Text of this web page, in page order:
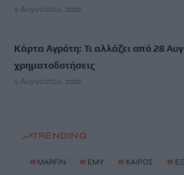
6 Αυγούστου, 2026
Κάρτα Αγρότη: Τι αλλάζει από 28
χρηματοδοτήσεις
6 Αυγούστου, 2026
TRENDING
# MARFIN # ΕΜΥ # ΚΑΙΡΟΣ #